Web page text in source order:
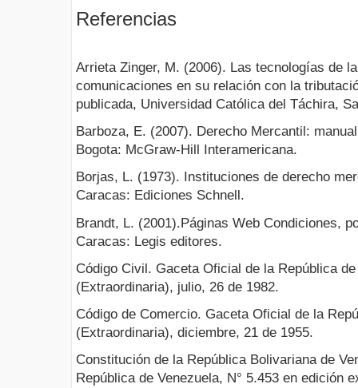
Referencias
Arrieta Zinger, M. (2006). Las tecnologías de
comunicaciones en su relación con la
publicada, Universidad Católica del Táchira,
Barboza, E. (2007). Derecho Mercantil:
Bogota: McGraw-Hill Interamericana.
Borjas, L. (1973). Instituciones de derecho
Caracas: Ediciones Schnell.
Brandt, L. (2001).Páginas Web Condiciones,
Caracas: Legis editores.
Código Civil. Gaceta Oficial de la República de
(Extraordinaria), julio, 26 de 1982.
Código de Comercio. Gaceta Oficial de la
(Extraordinaria), diciembre, 21 de 1955.
Constitución de la República Bolivariana de
República de Venezuela, N° 5.453 en edición